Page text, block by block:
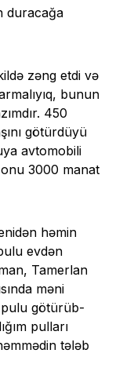
duracağa
zəng etdi və
bunun
450
götürdüyü
avtomobili
3000 manat
həmin
evdən
Tamerlan
məni
götürüb-
pulları
tələb